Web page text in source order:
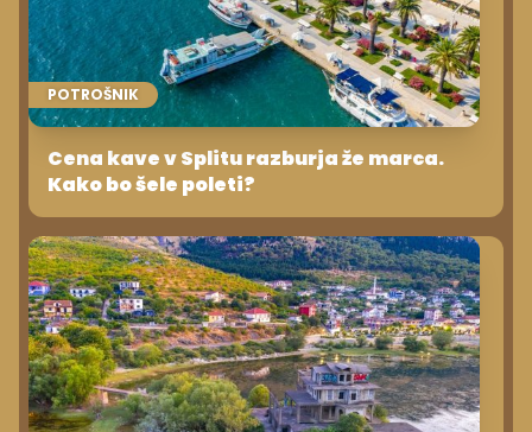
POTROŠNIK
Cena kave v Splitu razburja že marca.
Kako bo šele poleti?